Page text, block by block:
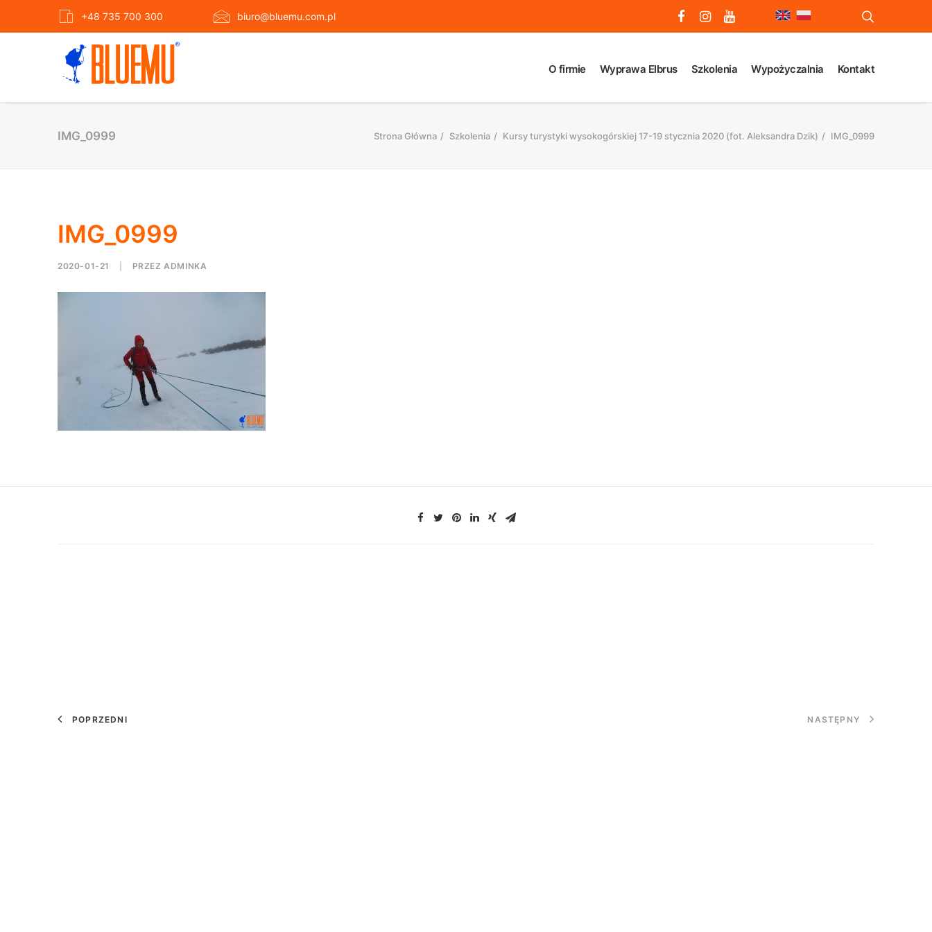
+48 735 700 300 biuro@bluemu.com.pl
O firmie Wyprawa Elbrus Szkolenia Wypożyczalnia Kontakt
IMG_0999 Strona Główna Szkolenia Kursy turystyki wysokogórskiej 17-19 stycznia 2020 (fot. Aleksandra Dzik) IMG_0999
IMG_0999
2020-01-21 PRZEZADMINKA
POPRZEDNI NASTĘPNY